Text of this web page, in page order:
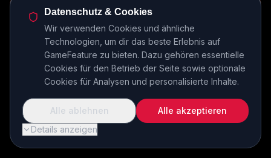
🏠 Zurück zur Basis
INSERT COIN TO CONTINUE...
Datenschutz & Cookies
Wir verwenden Cookies und ähnliche
Technologien, um dir das beste Erlebnis auf
GameFeature zu bieten. Dazu gehören essentielle
Cookies für den Betrieb der Seite sowie optionale
Cookies für Analysen und personalisierte Inhalte.
Details anzeigen
Alle ablehnen Alle akzeptieren